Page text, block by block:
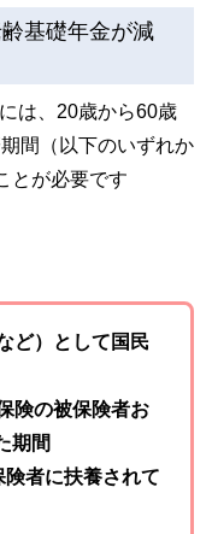
基礎年金が減
は、20歳から60歳
間（以下のいずれか
とが必要です
ど）として国民
険の被保険者お
期間
険者に扶養されて